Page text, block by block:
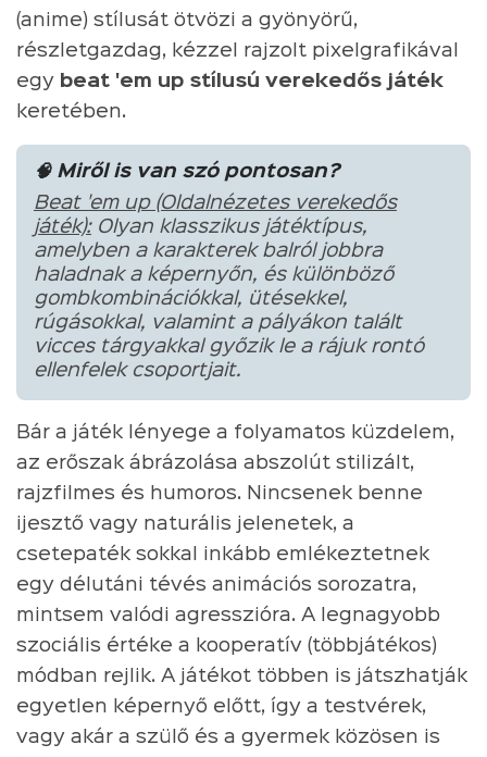
(anime) stílusát ötvözi a gyönyörű,
részletgazdag, kézzel rajzolt pixelgrafikával
egy beat 'em up stílusú verekedős játék
keretében.
🧠 Miről is van szó pontosan?
Beat 'em up (Oldalnézetes verekedős
játék):Olyan klasszikus játéktípus,
amelyben a karakterek balról jobbra
haladnak a képernyőn, és különböző
gombkombinációkkal, ütésekkel,
rúgásokkal, valamint a pályákon talált
vicces tárgyakkal győzik le a rájuk rontó
ellenfelek csoportjait.
Bár a játék lényege a folyamatos küzdelem,
az erőszak ábrázolása abszolút stilizált,
rajzfilmes és humoros. Nincsenek benne
ijesztő vagy naturális jelenetek, a
csetepaték sokkal inkább emlékeztetnek
egy délutáni tévés animációs sorozatra,
mintsem valódi agresszióra. A legnagyobb
szociális értéke a kooperatív (többjátékos)
módban rejlik. A játékot többen is játszhatják
egyetlen képernyő előtt, így a testvérek,
vagy akár a szülő és a gyermek közösen is